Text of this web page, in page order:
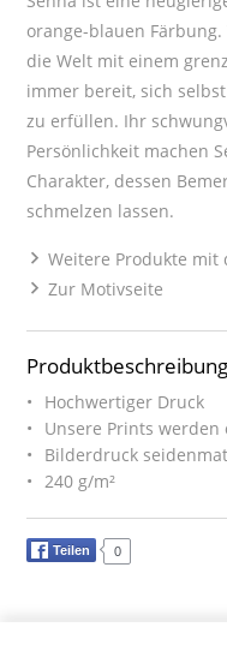
orange-blauen
die Welt mit einem
immer bereit, sich
zu erfüllen. Ihr
Persönlichkeit machen
Charakter, dessen
schmelzen lassen.
Weitere Produkte mit
Zur Motivseite
Produktbeschreibung
Hochwertiger Druck
Unsere Prints
Bilderdruck
240 g/m²
Teilen 0